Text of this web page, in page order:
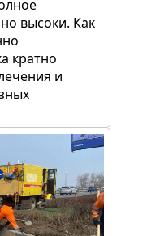
высоки. Как
кратно
и